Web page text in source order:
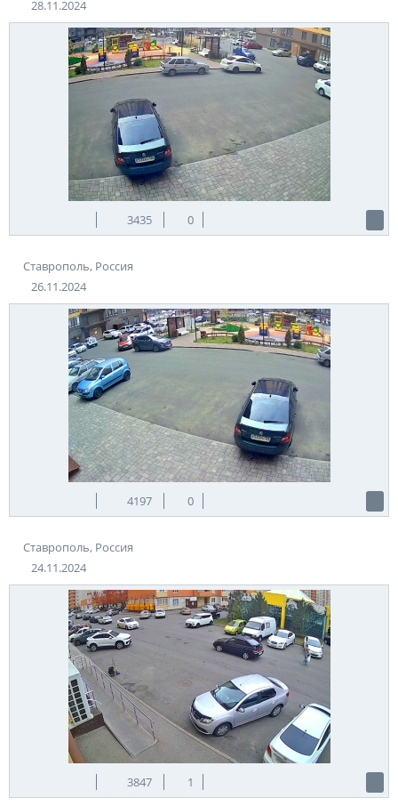
28.11.2024
3435 0
Ставрополь, Россия
26.11.2024
4197 0
Ставрополь, Россия
24.11.2024
3847 1